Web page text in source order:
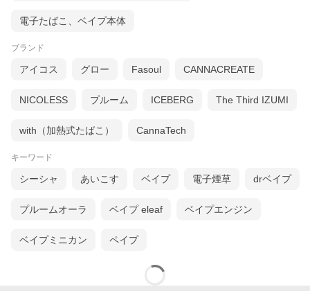
Aspire GOTEK リキッド充填済み 使い捨てカートリッジ
【商品説明】
TEK X（ゴーテック エックス）とGOTEK S（ゴーテック エス）
で使用できる持ち運びシーシャタイプのリキッド入りカートリッ
電子たばこ、ベイプ本体
ブランド
アイコス グロー Fasoul CANNACREATE
NICOLESS プルーム ICEBERG The Third IZUMI
with（加熱式たばこ） CannaTech
キーワード
シーシャ あいこす ベイプ 電子煙草 drベイプ
プルームオーラ ベイプ eleaf ベイプエンジン
ベイプミニカン ペイプ